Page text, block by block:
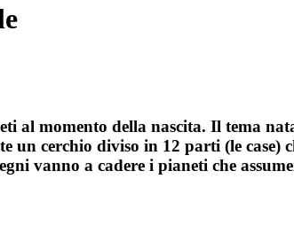
al momento della nascita. Il tema
un cerchio diviso in 12 parti (le
vanno a cadere i pianeti che